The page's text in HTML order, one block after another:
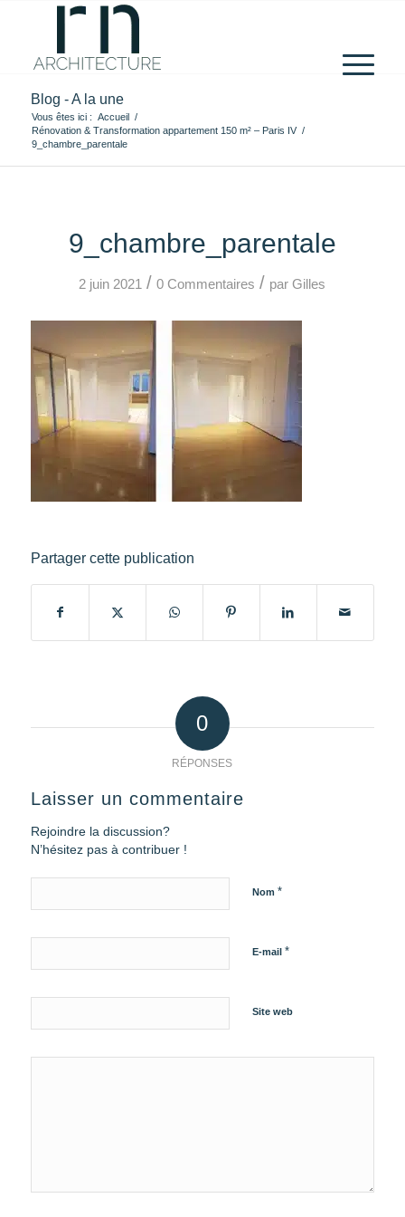
Blog - A la une
Vous êtes ici : Accueil /
Rénovation & Transformation appartement 150 m² – Paris IV /
9_chambre_parentale
9_chambre_parentale
2 juin 2021 / 0 Commentaires / parGilles
Partager cette publication
0
RÉPONSES
Laisser un commentaire
Rejoindre la discussion?
N’hésitez pas à contribuer !
Nom *
E-mail *
Site web